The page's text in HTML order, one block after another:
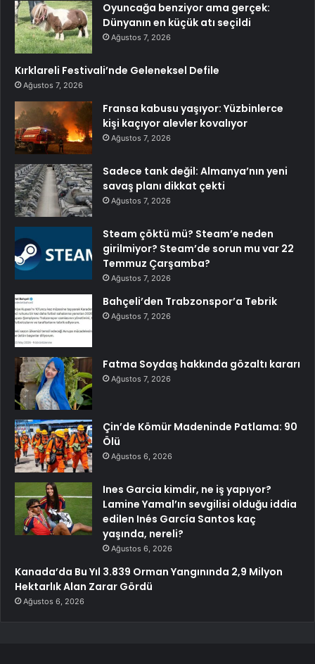
Oyuncağa benziyor ama gerçek:
Dünyanın en küçük atı seçildi
Ağustos 7, 2026
Kırklareli Festivali’nde Geleneksel Defile
Ağustos 7, 2026
Fransa kabusu yaşıyor: Yüzbinlerce
kişi kaçıyor alevler kovalıyor
Ağustos 7, 2026
Sadece tank değil: Almanya’nın yeni
savaş planı dikkat çekti
Ağustos 7, 2026
Steam çöktü mü? Steam’e neden
girilmiyor? Steam’de sorun mu var 22
Temmuz Çarşamba?
Ağustos 7, 2026
Bahçeli’den Trabzonspor’a Tebrik
Ağustos 7, 2026
Fatma Soydaş hakkında gözaltı kararı
Ağustos 7, 2026
Çin’de Kömür Madeninde Patlama: 90
Ölü
Ağustos 6, 2026
Ines Garcia kimdir, ne iş yapıyor?
Lamine Yamal’ın sevgilisi olduğu iddia
edilen Inés García Santos kaç
yaşında, nereli?
Ağustos 6, 2026
Kanada’da Bu Yıl 3.839 Orman Yangınında 2,9 Milyon
Hektarlık Alan Zarar Gördü
Ağustos 6, 2026